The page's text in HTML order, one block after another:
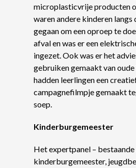
microplasticvrije producten
waren andere kinderen langs
gegaan om een oproep te
afval en was er een
ingezet. Ook was er het
gebruiken gemaakt van
hadden leerlingen een
campagnefilmpje gemaakt
soep.
Kinderburgemeester
Het expertpanel –
kinderburgemeester,